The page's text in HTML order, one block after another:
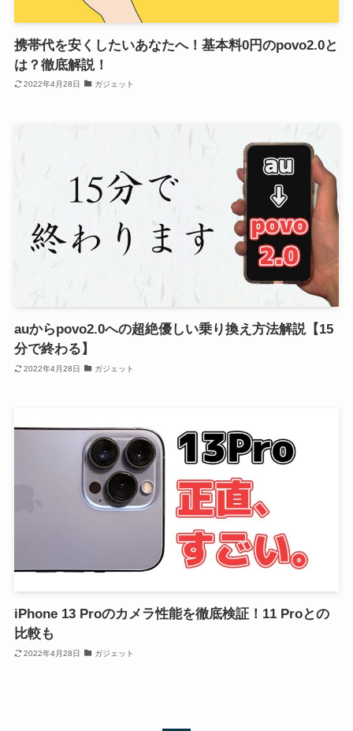
携帯代を安くしたいあなたへ！基本料0円のpovo2.0と
は？徹底解説！
2022年4月28日 ガジェット
auからpovo2.0への超絶優しい乗り換え方法解説【15
分で終わる】
2022年4月28日 ガジェット
iPhone 13 Proのカメラ性能を徹底検証！11 Proとの
比較も
2022年4月28日 ガジェット